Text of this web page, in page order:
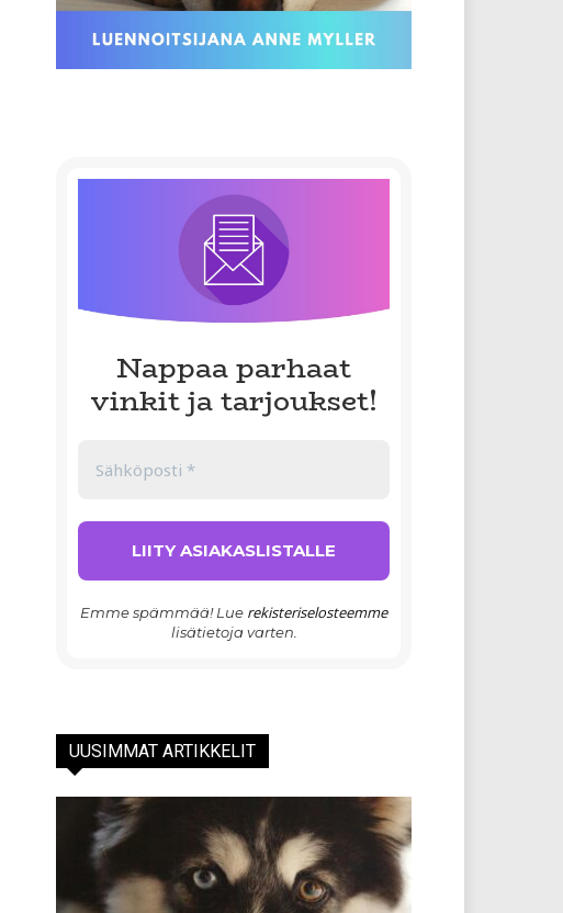
Nappaa parhaat
vinkit ja tarjoukset!
Emme spämmää! Lue rekisteriselosteemme
lisätietoja varten.
UUSIMMAT ARTIKKELIT